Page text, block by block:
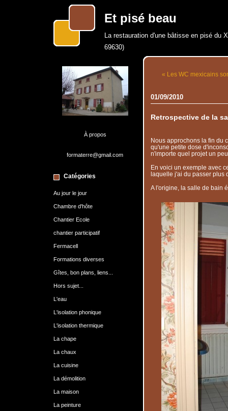
Et pisé beau
La restauration d'une bâtisse en pisé du
69630)
À propos
formaterre@gmail.com
Catégories
Au jour le jour
Chambre d'hôte
Chantier Ecole
chantier participatif
Fermacell
Formations diverses
Gîtes, bon plans, liens...
Hors sujet...
L'eau
L'isolation phonique
L'isolation thermique
La chape
La chaux
La cuisine
La démolition
La maison
La peinture
« Les WC mexicains
01/09/2010
Retrospective de la
Nous approchons la fin du
qu'une petite dose
n'importe quel projet un
En voici un exemple avec
laquelle j'ai du passer plus
A l'origine, la salle de bain